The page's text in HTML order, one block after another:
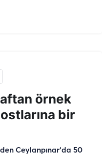
örnek
bir
Ceylanpınar'da 50